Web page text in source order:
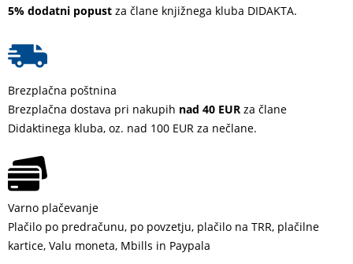
5% dodatni popust za člane knjižnega kluba DIDAKTA.
Brezplačna poštnina
Brezplačna dostava pri nakupih nad 40 EUR za člane
Didaktinega kluba, oz. nad 100 EUR za nečlane.
Varno plačevanje
Plačilo po predračunu, po povzetju, plačilo na TRR, plačilne
kartice, Valu moneta, Mbills in Paypala